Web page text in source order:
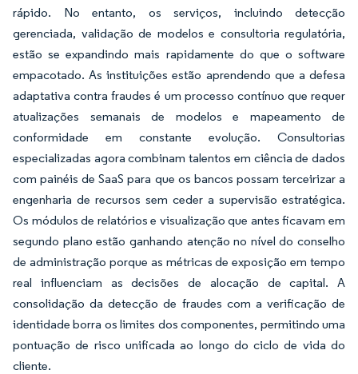
rápido. No entanto, os serviços, incluindo detecção
gerenciada, validação de modelos e consultoria regulatória,
estão se expandindo mais rapidamente do que o software
empacotado. As instituições estão aprendendo que a defesa
adaptativa contra fraudes é um processo contínuo que requer
atualizações semanais de modelos e mapeamento de
conformidade em constante evolução. Consultorias
especializadas agora combinam talentos em ciência de dados
com painéis de SaaS para que os bancos possam terceirizar a
engenharia de recursos sem ceder a supervisão estratégica.
Os módulos de relatórios e visualização que antes ficavam em
segundo plano estão ganhando atenção no nível do conselho
de administração porque as métricas de exposição em tempo
real influenciam as decisões de alocação de capital. A
consolidação da detecção de fraudes com a verificação de
identidade borra os limites dos componentes, permitindo uma
pontuação de risco unificada ao longo do ciclo de vida do
cliente.